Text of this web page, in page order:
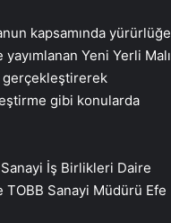
kapsamında yürürlüğe
Yeni Yerli Malı
gerçekleştirerek
gibi konularda
Sanayi İş Birlikleri Daire
Sanayi Müdürü Efe